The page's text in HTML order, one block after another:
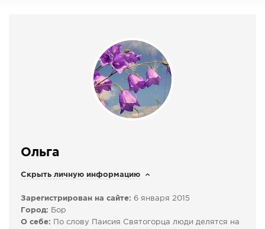
ОБЪЯВЛЕНИЯ
КОНКУРСЫ
СТАТЬИ
ГОЛОСОВАНИЯ
ПРЕДЛОЖИТЬ НОВОСТЬ
Ольга
Скрыть личную информацию
Зарегистрирован на сайте: 6 января 2015
Город: Бор
О себе: По слову Паисия Святогорца люди делятся на